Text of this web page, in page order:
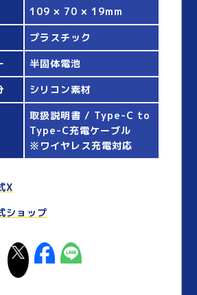
109 × 70 × 19mm
プラスチック
半固体電池
シリコン素材
取扱説明書 / Type-C to
Type-C充電ケーブル
※ワイヤレス充電対応
X
ョップ